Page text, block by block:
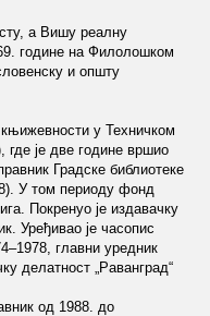
a Вишу реалну
године на Филолошком
и општу
књижевности у Техничком
је две године вршио
Градске библиотеке
У том периоду фонд
Покренуо је издавачку
Уређивао је часопис
главни уредник
делатност „Раванград“
од 1988. до